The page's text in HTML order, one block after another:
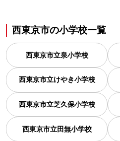
西東京市の小学校一覧
西東京市立泉小学校
西東京市立けやき小学校
西東京市立芝久保小学校
西東京市立田無小学校